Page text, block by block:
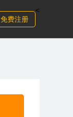
<
免费注册